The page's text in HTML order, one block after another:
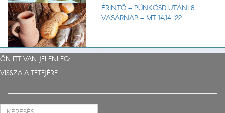
ÉRINTŐ – PÜNKÖSD UTÁNI 8.
VASÁRNAP – MT 14,14-22
ÖN ITT VAN JELENLEG:
VISSZA A TETEJÉRE